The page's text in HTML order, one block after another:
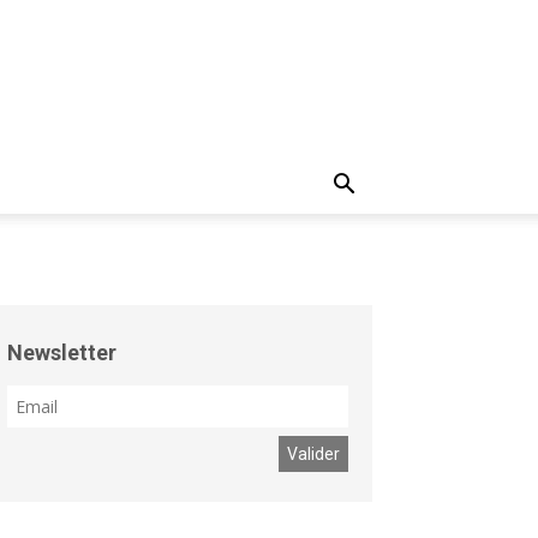
Newsletter